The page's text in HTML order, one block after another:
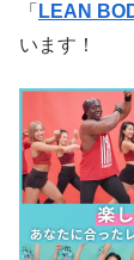
「 LEAN
います！